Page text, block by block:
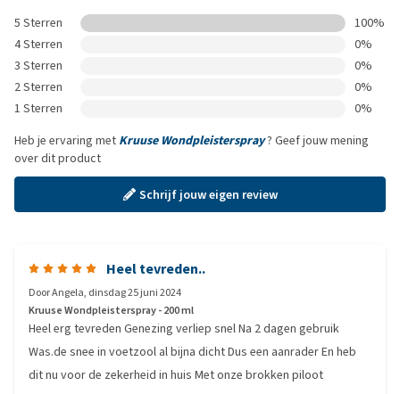
5 Sterren
100%
4 Sterren
0%
3 Sterren
0%
2 Sterren
0%
1 Sterren
0%
Heb je ervaring met Kruuse Wondpleisterspray? Geef jouw mening
over dit product
Schrijf jouw eigen review
Heel tevreden..
DoorAngela, dinsdag 25 juni 2024
Kruuse Wondpleisterspray - 200 ml
Heel erg tevreden Genezing verliep snel Na 2 dagen gebruik
Was.de snee in voetzool al bijna dicht Dus een aanrader En heb
dit nu voor de zekerheid in huis Met onze brokken piloot